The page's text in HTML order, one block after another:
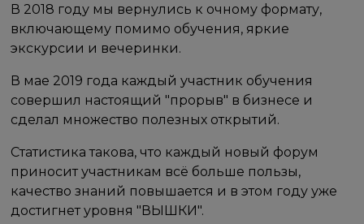
В 2018 году мы вернулись к очному формату,
включающему помимо обучения, яркие
экскурсии и вечеринки.
В мае 2019 года каждый участник обучения
совершил настоящий "прорыв" в бизнесе и
сделал множество полезных открытий.
Статистика такова, что каждый новый форум
приносит участникам всё больше пользы,
качество знаний повышается и в этом году уже
достигнет уровня "ВЫШКИ".